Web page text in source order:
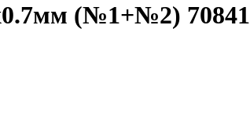
(№1+№2) 70841